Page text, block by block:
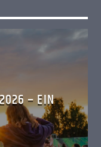
2026 – EIN